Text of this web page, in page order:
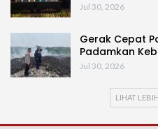
Jul 30, 2026
Gerak Cepat
Padamkan
Jul 30, 2026
LIHAT